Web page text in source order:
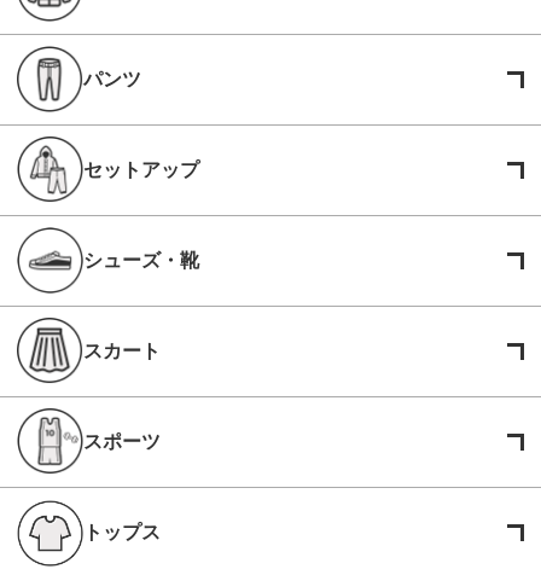
パンツ
セットアップ
シューズ・靴
スカート
スポーツ
トップス